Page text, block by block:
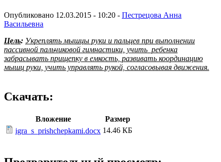
Опубликовано 12.03.2015 - 10:20 - Пестрецова Анна
Васильевна
Цель: Укреплять мышцы руки и пальцев при выполнении
пассивной пальчиковой гимнастики, учить ребенка
забрасывать прищепку в емкость, развивать координацию
мышц руки, учить управлять рукой, согласовывая движения.
Скачать:
Вложение
Размер
igra_s_prishchepkami.docx 14.46 КБ